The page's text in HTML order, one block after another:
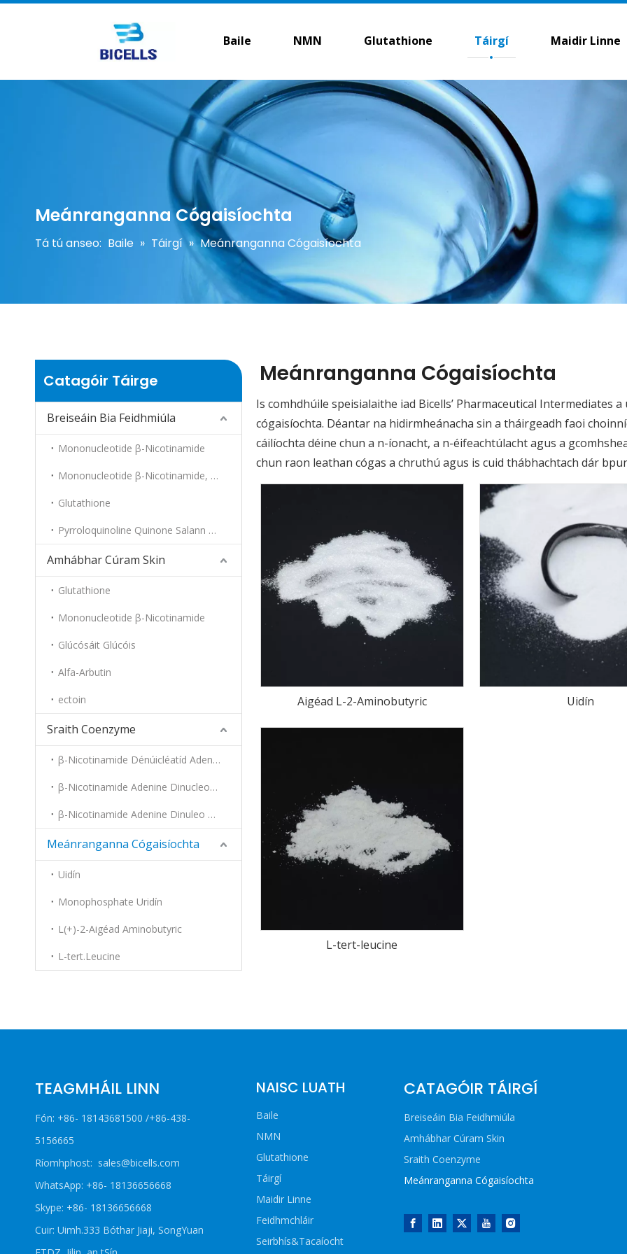
Baile NMN Glutathione Táirgí Maidir Linne
Meánranganna Cógaisíochta
Tá tú anseo: Baile » Táirgí » Meánranganna Cógaisíochta
Catagóir Táirge
Breiseáin Bia Feidhmiúla
Mononucleotide β-Nicotinamide
Mononucleotide β-Nicotinamide, Foirm Laghdaithe
Glutathione
Pyrroloquinoline Quinone Salann Disodium
Amhábhar Cúram Skin
Glutathione
Mononucleotide β-Nicotinamide
Glúcósáit Glúcóis
Alfa-Arbutin
ectoin
Sraith Coenzyme
β-Nicotinamide Dénúicléatíd Adenine
β-Nicotinamide Adenine Dinucleotide Disodium Salt, Foirm Laghdaithe
β-Nicotinamide Adenine Dinuleo Taoide Fosfáit Fosfáit Salann
Meánranganna Cógaisíochta
Uidín
Monophosphate Uridín
L(+)-2-Aigéad Aminobutyric
L-tert.Leucine
Meánranganna Cógaisíochta
Is comhdhúile speisialaithe iad Bicells’ Pharmaceutical
cógaisíochta. Déantar na hidirmheánacha sin a tháirgeadh faoi
cáilíochta déine chun a n-íonacht, a n-éifeachtúlacht agus a
chun raon leathan cógas a chruthú agus is cuid thábhachtach dár
Aigéad L-2-Aminobutyric Uidín
L-tert-leucine
TEAGMHÁIL LINN
Fón: +86- 18143681500 /+86-438-
5156665
Ríomhphost: sales@bicells.com
WhatsApp: +86- 18136656668
Skype: +86- 18136656668
Cuir: Uimh.333 Bóthar Jiaji, SongYuan
NAISC LUATH
Baile
NMN
Glutathione
Táirgí
Maidir Linne
Feidhmchláir
Seirbhís&Tacaíocht
CATAGÓIR TÁIRGÍ
Breiseáin Bia Feidhmiúla
Amhábhar Cúram Skin
Sraith Coenzyme
Meánranganna Cógaisíochta